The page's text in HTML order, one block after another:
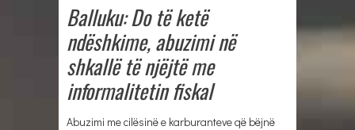
Balluku: Do të ketë
ndëshkime, abuzimi në
shkallë të njëjtë me
informalitetin fiskal
Abuzimi me cilësinë e karburanteve që bëjnë